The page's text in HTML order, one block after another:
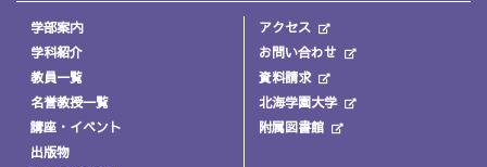
学部案内
学科紹介
教員一覧
名誉教授一覧
講座・イベント
出版物
アクセス
お問い合わせ
資料請求
北海学園大学
附属図書館